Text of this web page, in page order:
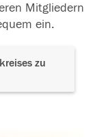
Mitgliedern
ein.
zu